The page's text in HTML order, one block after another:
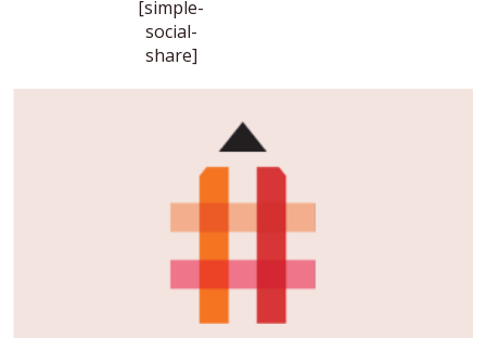
[simple-
social-
share]